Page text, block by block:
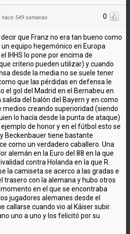
0
hace 549 semanas
que Franz no era tan bueno como
equipo hegemónico en Europa
IHHS lo pone por encima de
criterio pueden utilizar) y cuando
desde la media no se suele tener
que las pérdidas en defensa le
el gol del Madrid en el Bernabeu en
del balón del Bayern y en como
medios creando superioridad (siendo
lo hacía desde la punta de ataque)
de honor y en el fútbol esto se
Beckenbauer tiene bastante
como un verdadero caballero. Una
alemán en la Euro del 88 en la que
contra Holanda en la que R.
la camiseta se acerco a las gradas e
trasero con la alemana y hubo otros
en el que se encontraba
jugadores alemanes desde el
callarse cuando vio al Káiser subir.
uno a uno y los felicitó por su